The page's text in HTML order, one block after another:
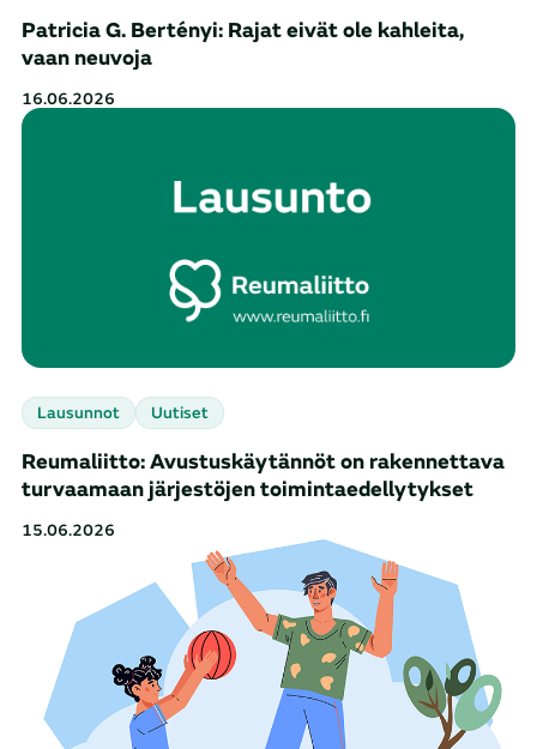
Patricia G. Bertényi: Rajat eivät ole kahleita,
vaan neuvoja
16.06.2026
Lausunnot Uutiset
Reumaliitto: Avustuskäytännöt on rakennettava
turvaamaan järjestöjen toimintaedellytykset
15.06.2026